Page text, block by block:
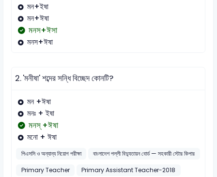
মন+ইষা
মন+ঈষা
মনস+ঈসা
মনস+ঈষা
2.'মনীষা' শব্দের সন্ধি বিচ্ছেদ কোনটি?
মন +ঈষা
মনঃ + ইষা
মনস্ +ঈষা
মনাে + ঈষা
পিএসসি ও অন্যান্য নিয়োগ পরীক্ষা
বাংলাদেশ পল্লী বিদ্যুতায়ন বোর্ড — সহকারী স্টোর কিপার
Primary Teacher
Primary Assistant Teacher-2018